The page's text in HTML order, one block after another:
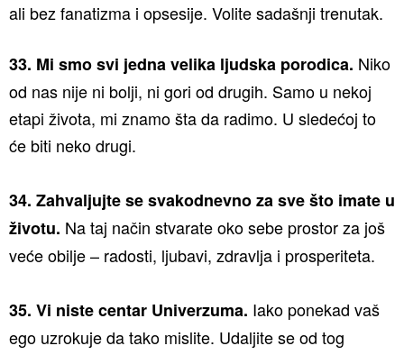
ali bez fanatizma i opsesije. Volite sadašnji trenutak.
33. Mi smo svi jedna velika ljudska porodica. Niko
od nas nije ni bolji, ni gori od drugih. Samo u nekoj
etapi života, mi znamo šta da radimo. U sledećoj to
će biti neko drugi.
34. Zahvaljujte se svakodnevno za sve što imate u
životu. Na taj način stvarate oko sebe prostor za još
veće obilje – radosti, ljubavi, zdravlja i prosperiteta.
35. Vi niste centar Univerzuma. Iako ponekad vaš
ego uzrokuje da tako mislite. Udaljite se od tog